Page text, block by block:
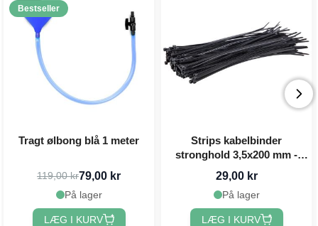
Bestseller
Tragt ølbong blå 1 meter
119,00 kr79,00 kr
På lager
LÆG I KURV
Strips kabelbinder
stronghold 3,5x200 mm -
100x
29,00 kr
På lager
LÆG I KURV